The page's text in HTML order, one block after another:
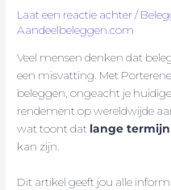
Laat een reactie achter/
Aandeelbeleggen.com
Veel mensen denken dat
een misvatting. Met
beleggen, ongeacht je
rendement op wereldwijde
wat toont dat lange
kan zijn.
Dit artikel geeft jou alle